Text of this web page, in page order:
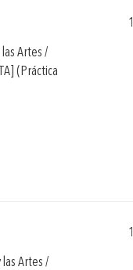
las Artes /
(Práctica
las Artes /